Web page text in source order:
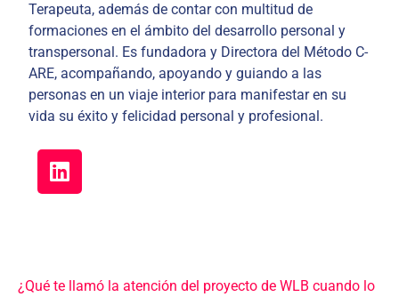
Terapeuta, además de contar con multitud de
formaciones en el ámbito del desarrollo personal y
transpersonal. Es fundadora y Directora del Método C-
ARE, acompañando, apoyando y guiando a las
personas en un viaje interior para manifestar en su
vida su éxito y felicidad personal y profesional.
¿Qué te llamó la atención del proyecto de WLB cuando lo